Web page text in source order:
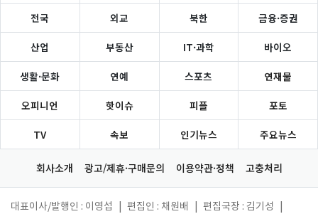
전국 외교 북한 금융·증권
산업 부동산 IT·과학 바이오
생활·문화 연예 스포츠 연재물
오피니언 핫이슈 피플 포토
TV 속보 인기뉴스 주요뉴스
회사소개 광고/제휴·구매문의 이용약관·정책 고충처리
대표이사/발행인 : 이영섭 편집인 : 채원배 편집국장 : 김기성